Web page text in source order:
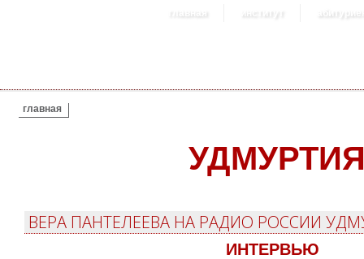
главная институт
ВЫ ЗДЕСЬ
главная
ВЕРА ПАНТЕЛЕЕВА НА РАДИО РОССИИ
ИНТЕРВЬЮ